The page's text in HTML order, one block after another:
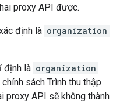
proxy API được.
định là organization
định là organization
chính sách Trình thu thập
proxy API sẽ không thành